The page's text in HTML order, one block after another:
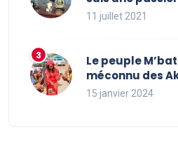
11 juillet 2021
Le peuple
méconnu des
15 janvier 2024